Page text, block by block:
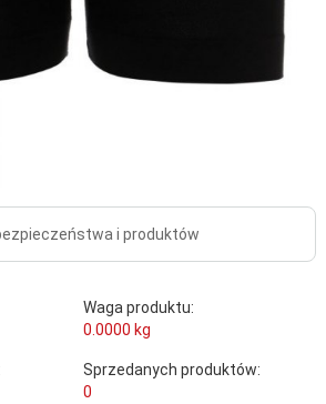
i produktów
Waga produktu:
0.0000 kg
Sprzedanych produktów:
0